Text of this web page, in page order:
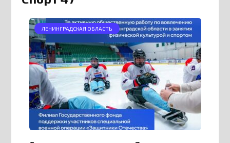
ЛЕНИНГРАДСКАЯ ОБЛАСТЬ